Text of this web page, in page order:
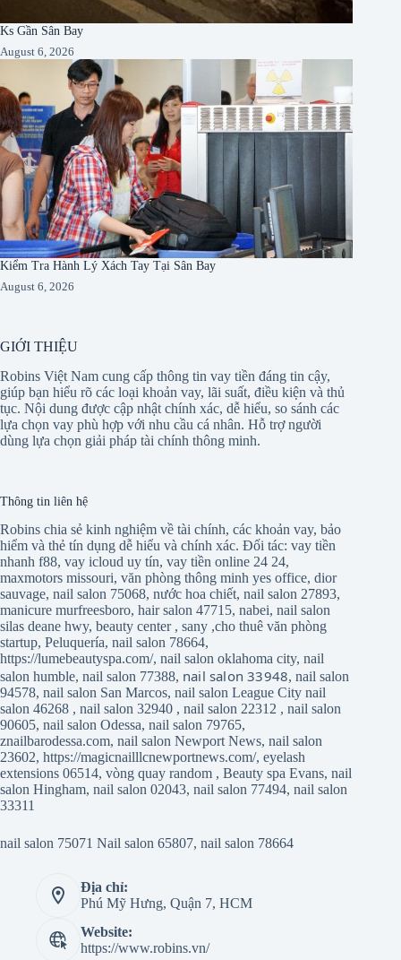
Ks Gần Sân Bay
August 6, 2026
Kiểm Tra Hành Lý Xách Tay Tại Sân Bay
August 6, 2026
GIỚI THIỆU
Robins Việt Nam cung cấp thông tin vay tiền đáng tin cậy,
giúp bạn hiểu rõ các loại khoản vay, lãi suất, điều kiện và thủ
tục. Nội dung được cập nhật chính xác, dễ hiểu, so sánh các
lựa chọn vay phù hợp với nhu cầu cá nhân. Hỗ trợ người
dùng lựa chọn giải pháp tài chính thông minh.
Thông tin liên hệ
Robins chia sẻ kinh nghiệm về tài chính, các khoản vay, bảo
hiểm và thẻ tín dụng dễ hiểu và chính xác. Đối tác: vay tiền
nhanh f88, vay icloud uy tín, vay tiền online 24 24,
maxmotors missouri, văn phòng thông minh yes office, dior
sauvage, nail salon 75068, nước hoa chiết, nail salon 27893,
manicure murfreesboro, hair salon 47715, nabei, nail salon
silas deane hwy, beauty center, sany ,cho thuê văn phòng
startup, Peluquería, nail salon 78664,
https://lumebeautyspa.com/, nail salon oklahoma city, nail
salon humble, nail salon 77388, nail salon 33948,nail salon
94578, nail salon San Marcos, nail salon League City nail
salon 46268 , nail salon 32940 , nail salon 22312 , nail salon
90605, nail salon Odessa, nail salon 79765,
znailbarodessa.com, nail salon Newport News, nail salon
23602, https://magicnailllcnewportnews.com/, eyelash
extensions 06514, vòng quay random , Beauty spa Evans, nail
salon Hingham, nail salon 02043, nail salon 77494, nail salon
33311
nail salon 75071 Nail salon 65807, nail salon 78664
Địa chỉ:
Phú Mỹ Hưng, Quận 7, HCM
Website:
https://www.robins.vn/